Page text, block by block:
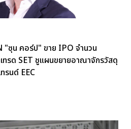
"ซุน คอร์ป" ขาย IPO จำนวน
ทรด SET ชูแผนขยายอาณาจักรวัสดุ
รนด์ EEC